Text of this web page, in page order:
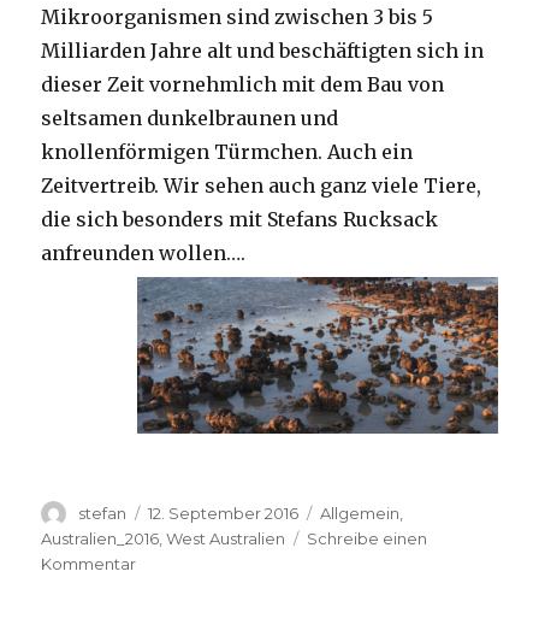
Mikroorganismen sind zwischen 3 bis 5
Milliarden Jahre alt und beschäftigten sich in
dieser Zeit vornehmlich mit dem Bau von
seltsamen dunkelbraunen und
knollenförmigen Türmchen. Auch ein
Zeitvertreib. Wir sehen auch ganz viele Tiere,
die sich besonders mit Stefans Rucksack
anfreunden wollen….
Autor
stefan
Veröffentlicht
am
12. September 2016 Kategorien
Allgemein
Australien_2016 ,West Australien
Schreibe einen
Kommentarzu